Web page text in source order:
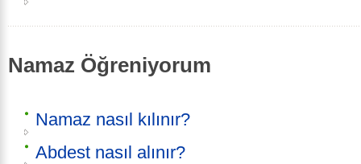
Namaz Öğreniyorum
Namaz nasıl kılınır?
Abdest nasıl alınır?